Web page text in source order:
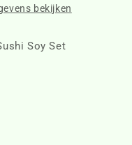
bekijken
Soy Set